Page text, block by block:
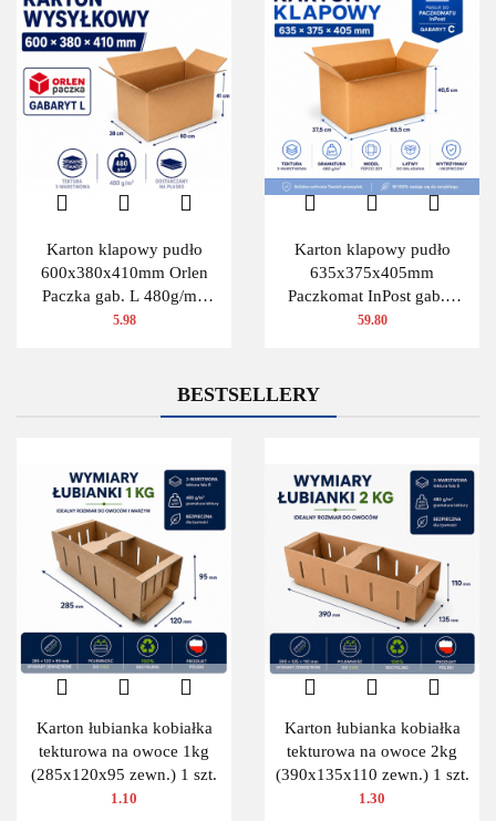
Karton klapowy pudło
600x380x410mm Orlen
Paczka gab. L 480g/m2
3W 1 szt.
5.98
Karton klapowy pudło
635x375x405mm
Paczkomat InPost gab.C
480g/m2 3W 10 szt.
59.80
BESTSELLERY
Karton łubianka kobiałka
tekturowa na owoce 1kg
(285x120x95 zewn.) 1 szt.
1.10
Karton łubianka kobiałka
tekturowa na owoce 2kg
(390x135x110 zewn.) 1 szt.
1.30